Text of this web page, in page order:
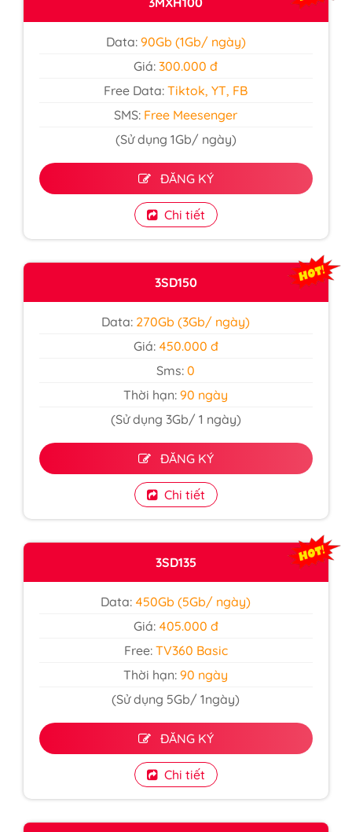
Data:90Gb (1Gb/ ngày)
Giá:300.000 đ
Free Data:Tiktok, YT, FB
SMS: Free Meesenger
(Sử dụng 1Gb/ ngày)
ĐĂNG KÝ
Chi tiết
3SD150
Data: 270Gb (3Gb/ ngày)
Giá: 450.000 đ
Sms:0
Thời hạn: 90 ngày
(Sử dụng 3Gb/ 1 ngày)
ĐĂNG KÝ
Chi tiết
3SD135
Data: 450Gb (5Gb/ ngày)
Giá: 405.000 đ
Free: TV360 Basic
Thời hạn: 90 ngày
(Sử dụng 5Gb/ 1ngày)
ĐĂNG KÝ
Chi tiết